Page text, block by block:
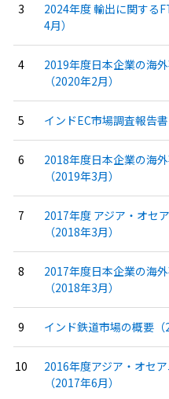
2024年度 輸出に関する
4月）
2019年度日本企業の海
（2020年2月）
インドEC市場調査報告書
2018年度日本企業の海
（2019年3月）
2017年度 アジア・オセ
（2018年3月）
2017年度日本企業の海
（2018年3月）
インド鉄道市場の概要（
2016年度アジア・オセ
（2017年6月）